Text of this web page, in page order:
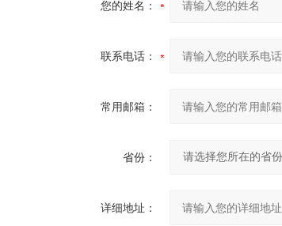
您的姓名：
联系电话：
常用邮箱：
省份：
详细地址：